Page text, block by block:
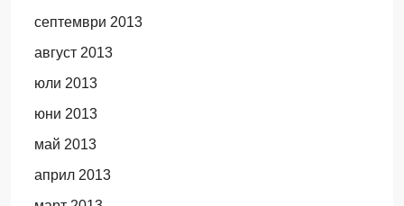
септември 2013
август 2013
юли 2013
юни 2013
май 2013
април 2013